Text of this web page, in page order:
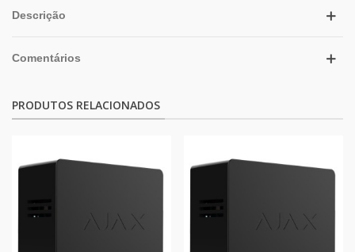
Descrição
Comentários
PRODUTOS RELACIONADOS